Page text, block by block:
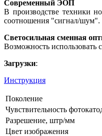
Современный ЭОП
В производстве техники
соотношения "сигнал/шум".
Светосильная сменная
Возможность использовать
Загрузки:
Инструкция
Поколение
Чувствительность
Разрешение, штр/мм
Цвет изображения